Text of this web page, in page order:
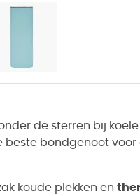
de sterren bij
beste bondgenoot
koude plekken en